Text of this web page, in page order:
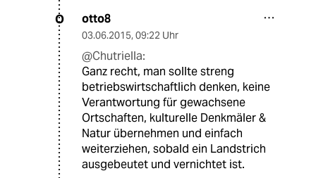
O otto8
03.06.2015, 09:22 Uhr
@Chutriella:
Ganz recht, man sollte streng
betriebswirtschaftlich denken, keine
Verantwortung für gewachsene
Ortschaften, kulturelle Denkmäler &
Natur übernehmen und einfach
weiterziehen, sobald ein Landstrich
ausgebeutet und vernichtet ist.